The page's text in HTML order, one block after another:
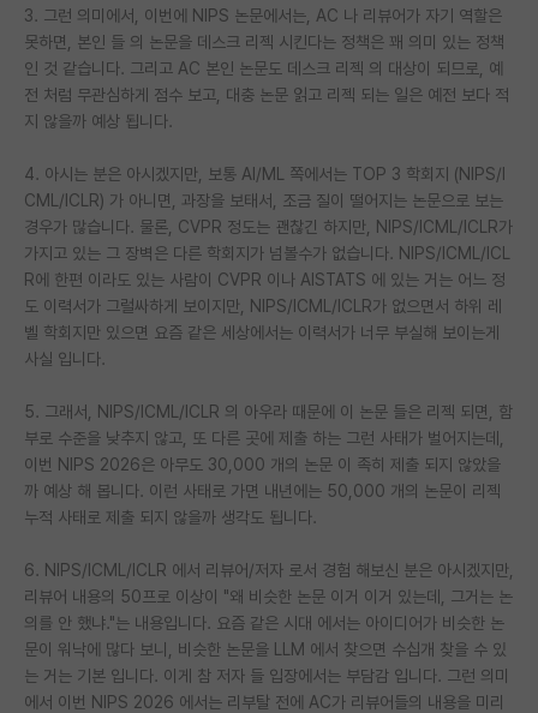
유학교육
이벤트
반도체 아카데미
재팬라운지 🌸
3. 그런 의미에서, 이번에 NIPS 논문에서는, AC 나 리뷰어가 자기 역할은
못하면, 본인 들 의 논문을 데스크 리젝 시킨다는 정책은 꽤 의미 있는 정책
인 것 같습니다. 그리고 AC 본인 논문도 데스크 리젝 의 대상이 되므로, 예
전 처럼 무관심하게 점수 보고, 대충 논문 읽고 리젝 되는 일은 예전 보다 적
지 않을까 예상 됩니다.
4. 아시는 분은 아시겠지만, 보통 AI/ML 쪽에서는 TOP 3 학회지 (NIPS/I
CML/ICLR) 가 아니면, 과장을 보태서, 조금 질이 떨어지는 논문으로 보는
경우가 많습니다. 물론, CVPR 정도는 괜찮긴 하지만, NIPS/ICML/ICLR가
가지고 있는 그 장벽은 다른 학회지가 넘볼수가 없습니다. NIPS/ICML/ICL
R에 한편 이라도 있는 사람이 CVPR 이나 AISTATS 에 있는 거는 어느 정
도 이력서가 그럴싸하게 보이지만, NIPS/ICML/ICLR가 없으면서 하위 레
벨 학회지만 있으면 요즘 같은 세상에서는 이력서가 너무 부실해 보이는게
사실 입니다.
5. 그래서, NIPS/ICML/ICLR 의 아우라 때문에 이 논문 들은 리젝 되면, 함
부로 수준을 낮추지 않고, 또 다른 곳에 제출 하는 그런 사태가 벌어지는데,
이번 NIPS 2026은 아무도 30,000 개의 논문 이 족히 제출 되지 않았을
까 예상 해 봅니다. 이런 사태로 가면 내년에는 50,000 개의 논문이 리젝
누적 사태로 제출 되지 않을까 생각도 됩니다.
6. NIPS/ICML/ICLR 에서 리뷰어/저자 로서 경험 해보신 분은 아시겠지만,
리뷰어 내용의 50프로 이상이 "왜 비슷한 논문 이거 이거 있는데, 그거는 논
의를 안 했냐."는 내용입니다. 요즘 같은 시대 에서는 아이디어가 비슷한 논
문이 워낙에 많다 보니, 비슷한 논문을 LLM 에서 찾으면 수십개 찾을 수 있
는 거는 기본 입니다. 이게 참 저자 들 입장에서는 부담감 입니다. 그런 의미
에서 이번 NIPS 2026 에서는 리부탈 전에 AC가 리뷰어들의 내용을 미리